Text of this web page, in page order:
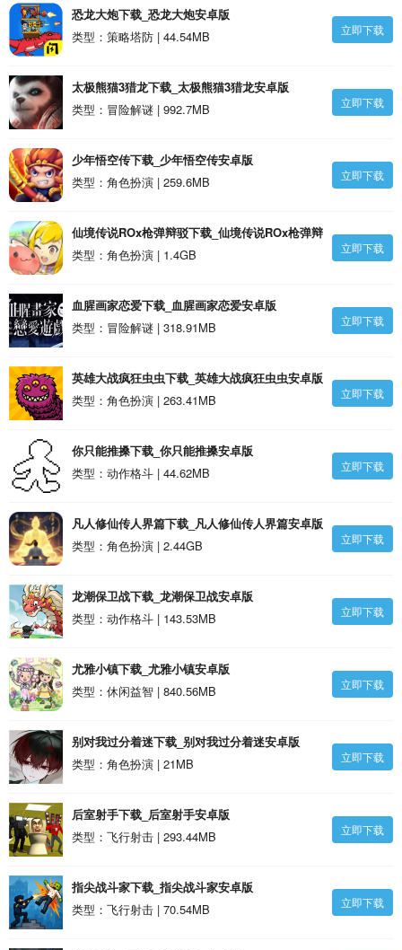
恐龙大炮下载_恐龙大炮安卓版
类型：策略塔防 | 44.54MB
立即下载
太极熊猫3猎龙下载_太极熊猫3猎龙安卓版
类型：冒险解谜 | 992.7MB
立即下载
少年悟空传下载_少年悟空传安卓版
类型：角色扮演 | 259.6MB
立即下载
仙境传说ROx枪弹辩驳下载_仙境传说ROx枪弹辩
驳安卓版
类型：角色扮演 | 1.4GB 立即下载
血腥画家恋爱下载_血腥画家恋爱安卓版
类型：冒险解谜 | 318.91MB
立即下载
英雄大战疯狂虫虫下载_英雄大战疯狂虫虫安卓版
类型：角色扮演 | 263.41MB
立即下载
你只能推搡下载_你只能推搡安卓版
类型：动作格斗 | 44.62MB
立即下载
凡人修仙传人界篇下载_凡人修仙传人界篇安卓版
类型：角色扮演 | 2.44GB
立即下载
龙潮保卫战下载_龙潮保卫战安卓版
类型：动作格斗 | 143.53MB
立即下载
尤雅小镇下载_尤雅小镇安卓版
类型：休闲益智 | 840.56MB
立即下载
别对我过分着迷下载_别对我过分着迷安卓版
类型：角色扮演 | 21MB
立即下载
后室射手下载_后室射手安卓版
类型：飞行射击 | 293.44MB
立即下载
指尖战斗家下载_指尖战斗家安卓版
类型：飞行射击 | 70.54MB
立即下载